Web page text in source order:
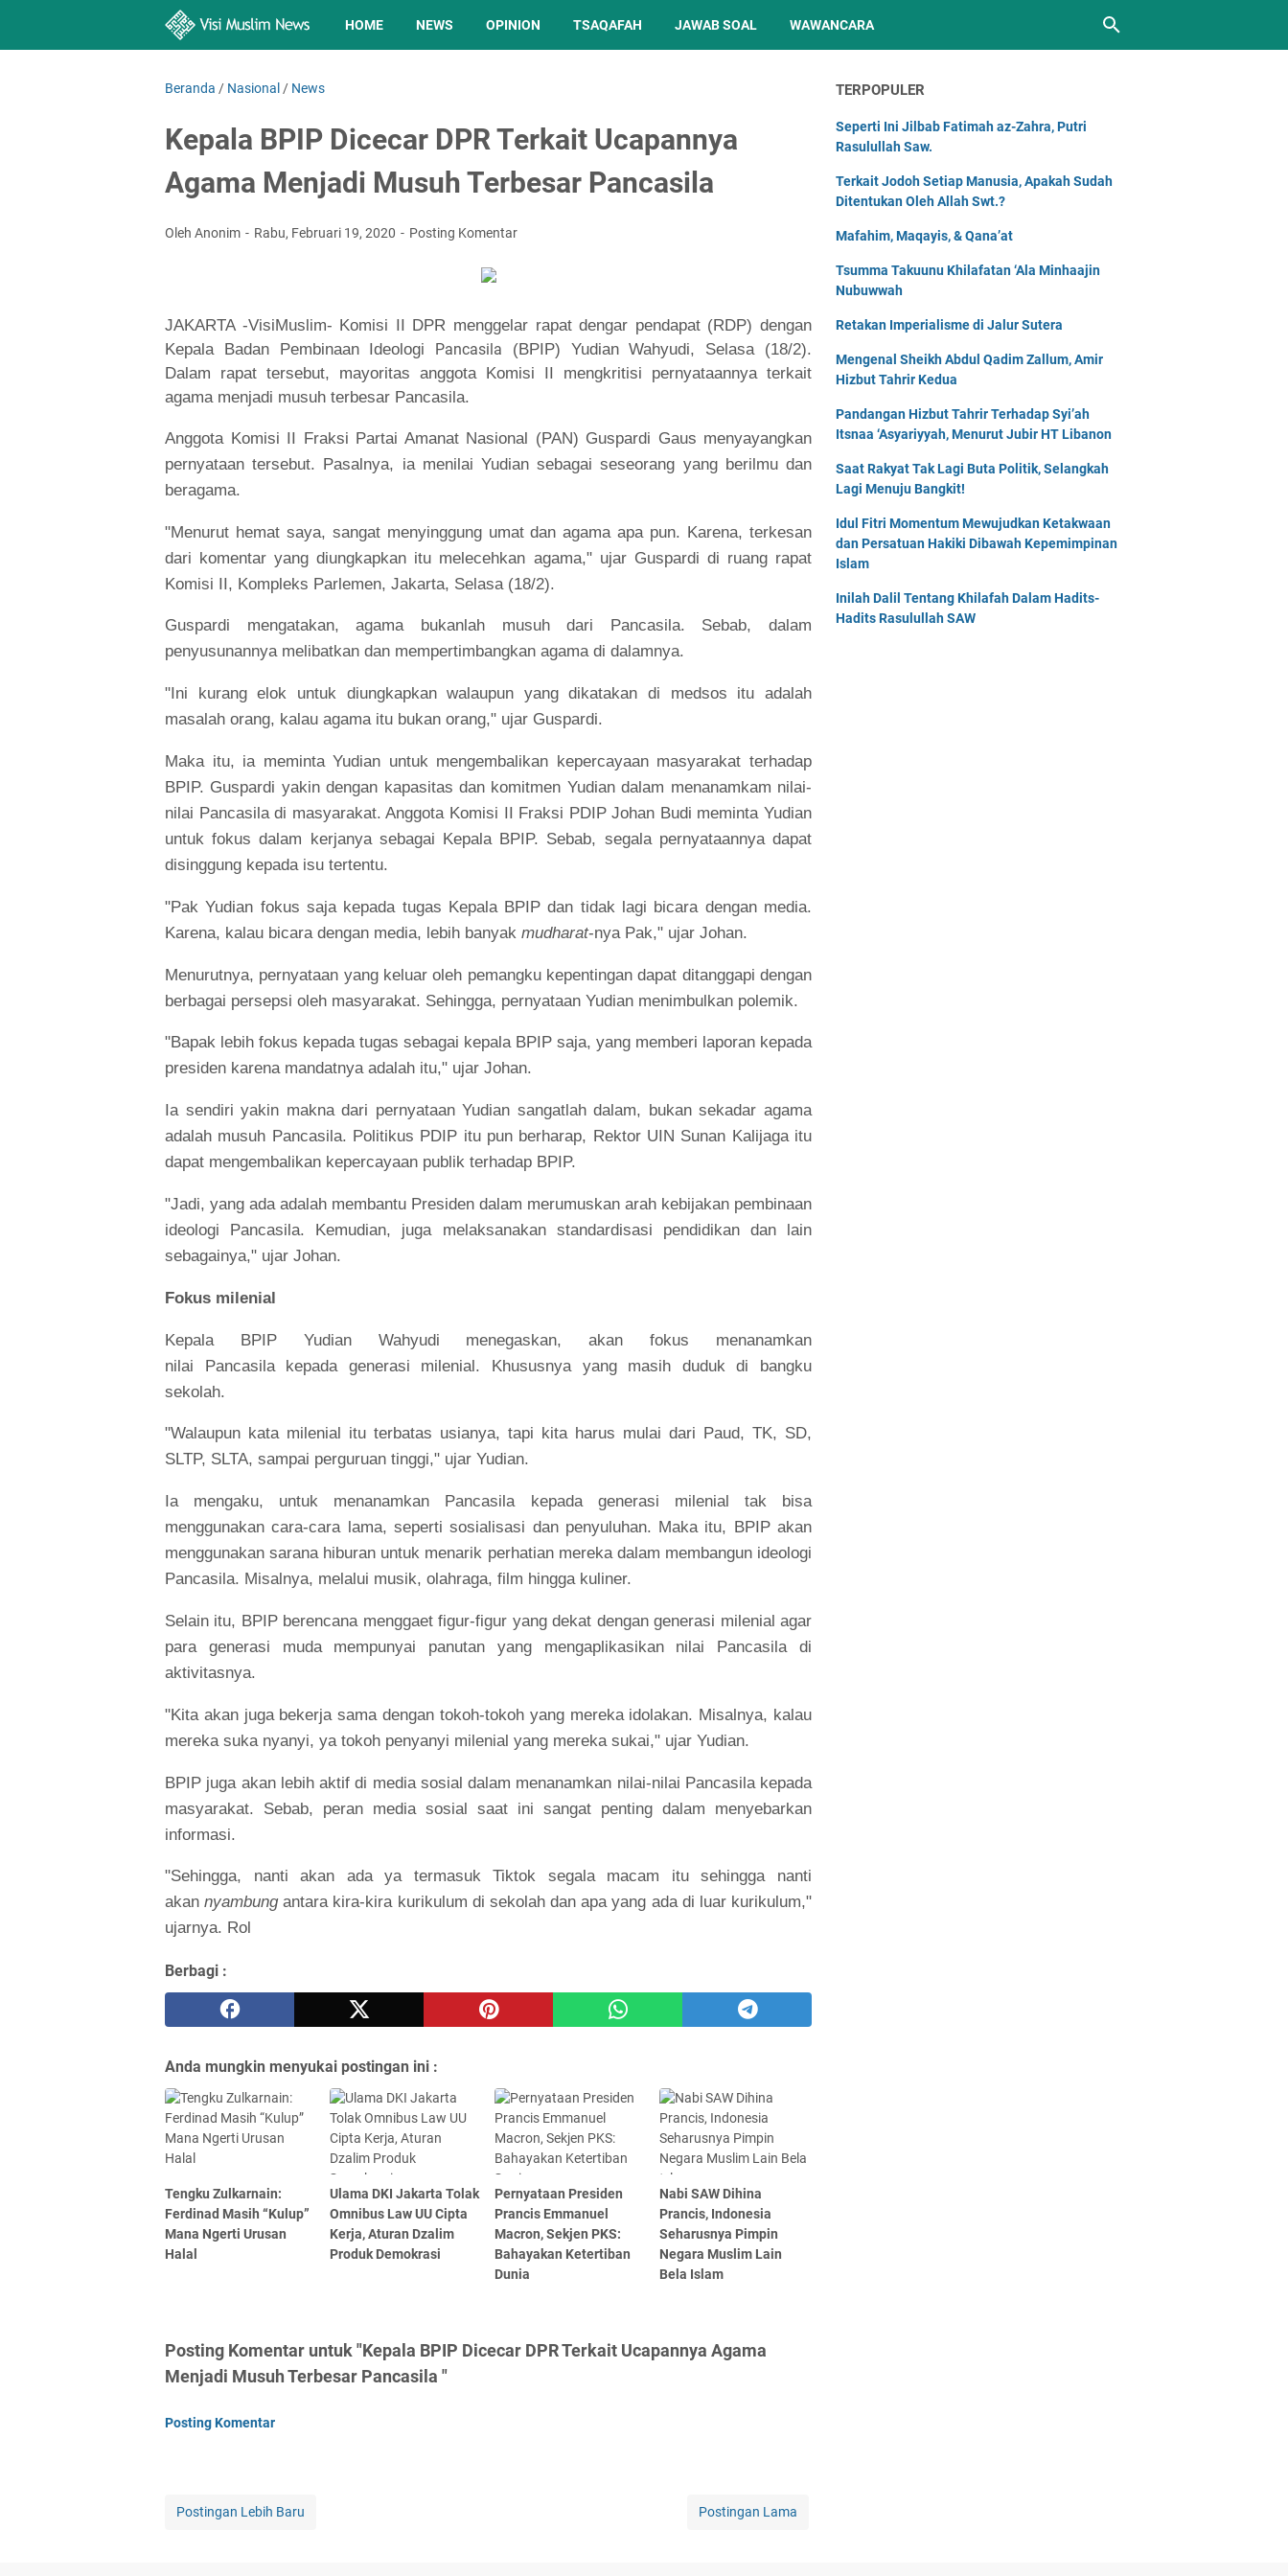
HOME NEWS OPINION TSAQAFAH JAWAB SOAL WAWANCARA
Beranda / Nasional / News
Kepala BPIP Dicecar DPR Terkait Ucapannya
Agama Menjadi Musuh Terbesar Pancasila
Oleh Anonim Rabu, Februari 19, 2020 Posting Komentar
JAKARTA -VisiMuslim- Komisi II DPR menggelar rapat dengar pendapat (RDP) dengan
Kepala Badan Pembinaan Ideologi Pancasila (BPIP) Yudian Wahyudi, Selasa (18/2).
Dalam rapat tersebut, mayoritas anggota Komisi II mengkritisi pernyataannya terkait
agama menjadi musuh terbesar Pancasila.
Anggota Komisi II Fraksi Partai Amanat Nasional (PAN) Guspardi Gaus menyayangkan
pernyataan tersebut. Pasalnya, ia menilai Yudian sebagai seseorang yang berilmu dan
beragama.
"Menurut hemat saya, sangat menyinggung umat dan agama apa pun. Karena, terkesan
dari komentar yang diungkapkan itu melecehkan agama," ujar Guspardi di ruang rapat
Komisi II, Kompleks Parlemen, Jakarta, Selasa (18/2).
Guspardi mengatakan, agama bukanlah musuh dari Pancasila. Sebab, dalam
penyusunannya melibatkan dan mempertimbangkan agama di dalamnya.
"Ini kurang elok untuk diungkapkan walaupun yang dikatakan di medsos itu adalah
masalah orang, kalau agama itu bukan orang," ujar Guspardi.
Maka itu, ia meminta Yudian untuk mengembalikan kepercayaan masyarakat terhadap
BPIP. Guspardi yakin dengan kapasitas dan komitmen Yudian dalam menanamkam nilai-
nilai Pancasila di masyarakat. Anggota Komisi II Fraksi PDIP Johan Budi meminta Yudian
untuk fokus dalam kerjanya sebagai Kepala BPIP. Sebab, segala pernyataannya dapat
disinggung kepada isu tertentu.
"Pak Yudian fokus saja kepada tugas Kepala BPIP dan tidak lagi bicara dengan media.
Karena, kalau bicara dengan media, lebih banyak mudharat-nya Pak," ujar Johan.
Menurutnya, pernyataan yang keluar oleh pemangku kepentingan dapat ditanggapi dengan
berbagai persepsi oleh masyarakat. Sehingga, pernyataan Yudian menimbulkan polemik.
"Bapak lebih fokus kepada tugas sebagai kepala BPIP saja, yang memberi laporan kepada
presiden karena mandatnya adalah itu," ujar Johan.
Ia sendiri yakin makna dari pernyataan Yudian sangatlah dalam, bukan sekadar agama
adalah musuh Pancasila. Politikus PDIP itu pun berharap, Rektor UIN Sunan Kalijaga itu
dapat mengembalikan kepercayaan publik terhadap BPIP.
"Jadi, yang ada adalah membantu Presiden dalam merumuskan arah kebijakan pembinaan
ideologi Pancasila. Kemudian, juga melaksanakan standardisasi pendidikan dan lain
sebagainya," ujar Johan.
Fokus milenial
Kepala BPIP Yudian Wahyudi menegaskan, akan fokus menanamkan
nilai Pancasila kepada generasi milenial. Khususnya yang masih duduk di bangku
sekolah.
"Walaupun kata milenial itu terbatas usianya, tapi kita harus mulai dari Paud, TK, SD,
SLTP, SLTA, sampai perguruan tinggi," ujar Yudian.
Ia mengaku, untuk menanamkan Pancasila kepada generasi milenial tak bisa
menggunakan cara-cara lama, seperti sosialisasi dan penyuluhan. Maka itu, BPIP akan
menggunakan sarana hiburan untuk menarik perhatian mereka dalam membangun ideologi
Pancasila. Misalnya, melalui musik, olahraga, film hingga kuliner.
Selain itu, BPIP berencana menggaet figur-figur yang dekat dengan generasi milenial agar
para generasi muda mempunyai panutan yang mengaplikasikan nilai Pancasila di
aktivitasnya.
"Kita akan juga bekerja sama dengan tokoh-tokoh yang mereka idolakan. Misalnya, kalau
mereka suka nyanyi, ya tokoh penyanyi milenial yang mereka sukai," ujar Yudian.
BPIP juga akan lebih aktif di media sosial dalam menanamkan nilai-nilai Pancasila kepada
masyarakat. Sebab, peran media sosial saat ini sangat penting dalam menyebarkan
informasi.
"Sehingga, nanti akan ada ya termasuk Tiktok segala macam itu sehingga nanti
akannyambungantara kira-kira kurikulum di sekolah dan apa yang ada di luar kurikulum,"
ujarnya. Rol
Berbagi :
Anda mungkin menyukai postingan ini :
Tengku Zulkarnain:
Ferdinad Masih “Kulup”
Mana Ngerti Urusan
Halal
Ulama DKI Jakarta Tolak
Omnibus Law UU Cipta
Kerja, Aturan Dzalim
Produk Demokrasi
Pernyataan Presiden
Prancis Emmanuel
Macron, Sekjen PKS:
Bahayakan Ketertiban
Dunia
Nabi SAW Dihina
Prancis, Indonesia
Seharusnya Pimpin
Negara Muslim Lain
Bela Islam
Posting Komentar untuk "Kepala BPIP Dicecar DPR Terkait Ucapannya Agama
Menjadi Musuh Terbesar Pancasila "
Posting Komentar
Postingan Lebih Baru Postingan Lama
TERPOPULER
Seperti Ini Jilbab Fatimah az-Zahra, Putri
Rasulullah Saw.
Terkait Jodoh Setiap Manusia, Apakah Sudah
Ditentukan Oleh Allah Swt.?
Mafahim, Maqayis, & Qana’at
Tsumma Takuunu Khilafatan ‘Ala Minhaajin
Nubuwwah
Retakan Imperialisme di Jalur Sutera
Mengenal Sheikh Abdul Qadim Zallum, Amir
Hizbut Tahrir Kedua
Pandangan Hizbut Tahrir Terhadap Syi’ah
Itsnaa ‘Asyariyyah, Menurut Jubir HT Libanon
Saat Rakyat Tak Lagi Buta Politik, Selangkah
Lagi Menuju Bangkit!
Idul Fitri Momentum Mewujudkan Ketakwaan
dan Persatuan Hakiki Dibawah Kepemimpinan
Islam
Inilah Dalil Tentang Khilafah Dalam Hadits-
Hadits Rasulullah SAW